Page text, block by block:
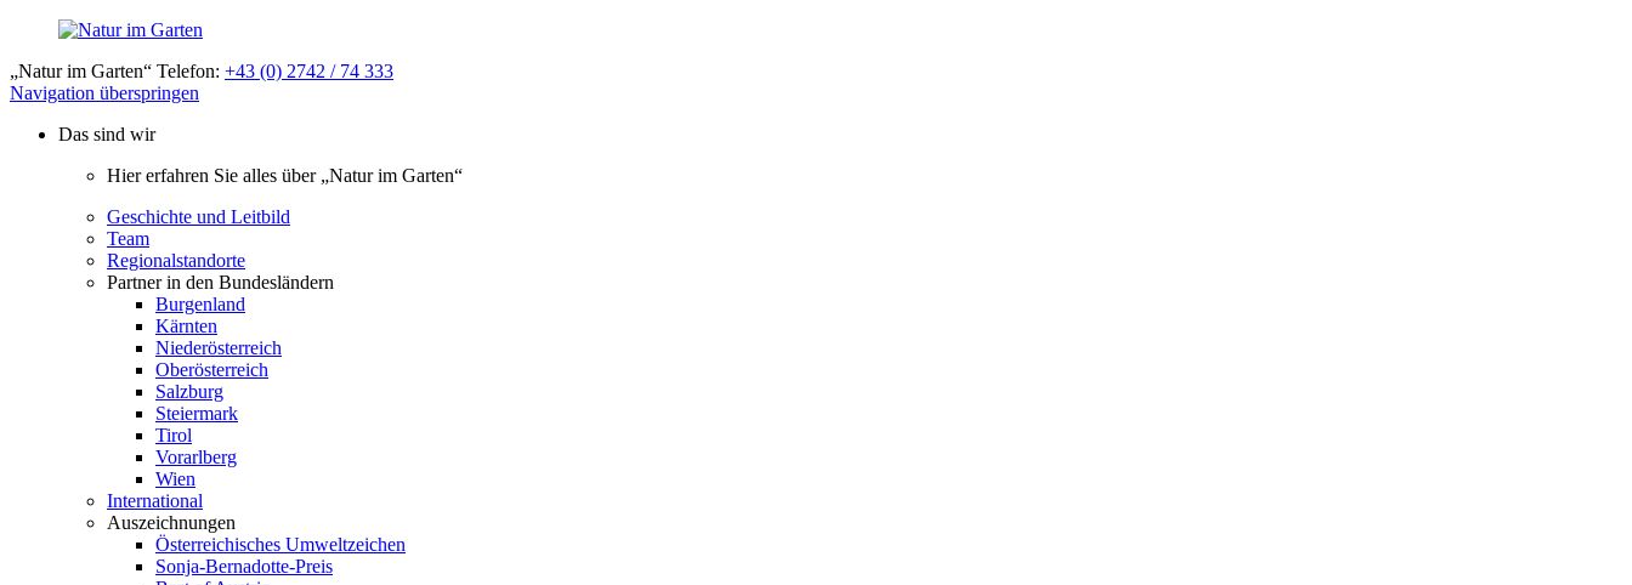
„Natur im Garten“ Telefon: +43 (0) 2742 / 74 333
Navigation überspringen
Das sind wir
Hier erfahren Sie alles über „Natur im Garten“
Geschichte und Leitbild
Team
Regionalstandorte
Partner in den Bundesländern
Burgenland
Kärnten
Niederösterreich
Oberösterreich
Salzburg
Steiermark
Tirol
Vorarlberg
Wien
International
Auszeichnungen
Österreichisches Umweltzeichen
Sonja-Bernadotte-Preis